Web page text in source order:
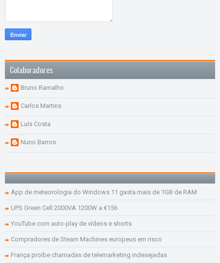
Colaboradores
Bruno Ramalho
Carlos Martins
Luís Costa
Nuno Barros
App de meteorologia do Windows 11 gasta mais de 1GB de RAM
UPS Green Cell 2000VA 1200W a €156
YouTube com auto-play de vídeos e shorts
Compradores de Steam Machines europeus em risco
França proíbe chamadas de telemarketing indesejadas